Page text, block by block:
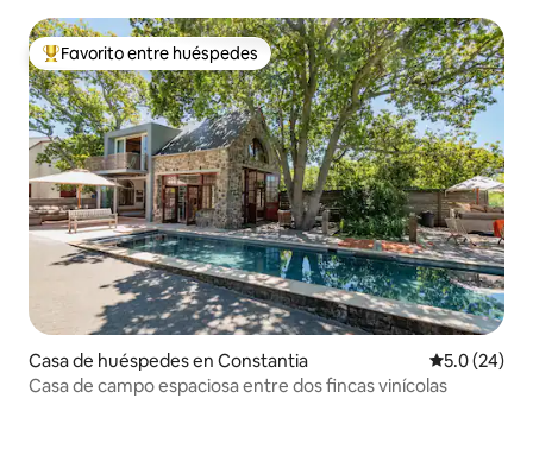
De los mejores en Favorito entre huéspedes
Favorito entre huéspedes
Casa de huéspedes en Constantia Calificación
5.0 (24)
Casa de campo espaciosa entre dos fincas vinícolas